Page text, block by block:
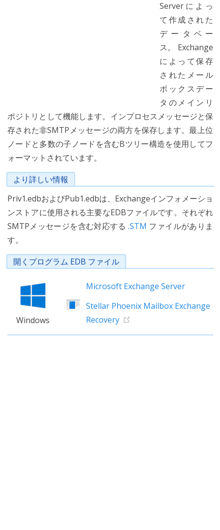
Serverによっ
て作成された
データベー
ス。 Exchange
によって保存
されたメール
ボックスデー
タのメインリ
ポジトリとして機能します。インプロセスメッセージと保
存された非SMTPメッセージの両方を保存します。最上位
ノードと多数の子ノードを含むBツリー構造を使用してフ
ォーマットされています。
より詳しい情報
Priv1.edbおよびPub1.edbは、Exchangeインフォメーショ
ンストアに使用される主要なEDBファイルです。それぞれ
SMTPメッセージを含む対応する.STM ファイルがありま
す。
開くプログラム EDB ファイル
Windows
Microsoft Exchange Server
Stellar Phoenix Mailbox Exchange
Recovery